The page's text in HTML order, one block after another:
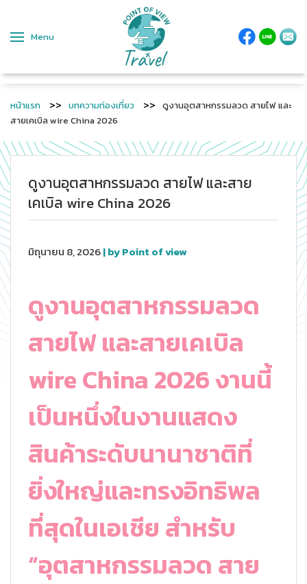
Menu
หน้าแรก บทความท่องเที่ยว
ดูงานอุตสาหกรรมลวด สายไฟ และ
สายเคเบิล wire China 2026
ดูงานอุตสาหกรรมลวด สายไฟ และสาย
เคเบิล wire China 2026
มิถุนายน 8, 2026| by Point of view
ดูงานอุตสาหกรรมลวด
สายไฟ และสายเคเบิล
wire China 2026 งานนี้
เป็นหนึ่งในงานแสดง
สินค้าระดับนานาชาติที่
ยิ่งใหญ่และทรงอิทธิพล
ที่สุดในเอเชีย สำหรับ
“อุตสาหกรรมลวด สาย